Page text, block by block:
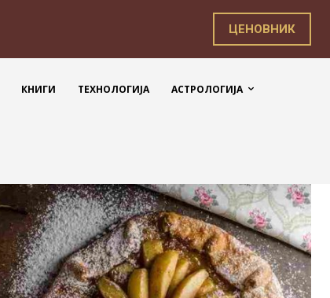
ЦЕНОВНИК
КНИГИ ТЕХНОЛОГИЈА АСТРОЛОГИЈА